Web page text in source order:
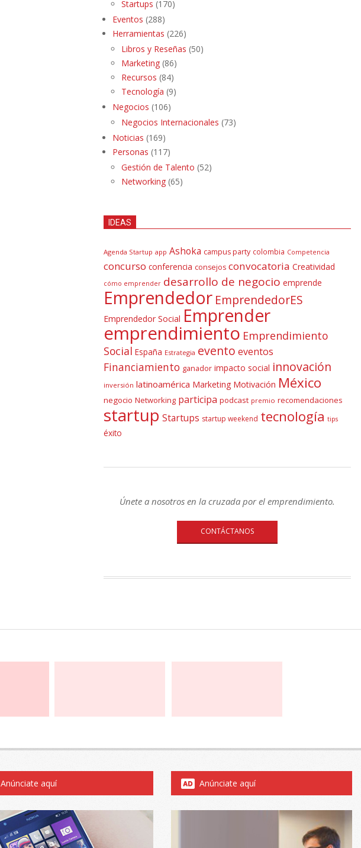
Startups (170)
Eventos (288)
Herramientas (226)
Libros y Reseñas (50)
Marketing (86)
Recursos (84)
Tecnología (9)
Negocios (106)
Negocios Internacionales (73)
Noticias (169)
Personas (117)
Gestión de Talento (52)
Networking (65)
IDEAS
Agenda Startup app Ashoka campus party colombia Competencia
concurso conferencia consejos convocatoria Creatividad
cómo emprender desarrollo de negocio emprende
Emprendedor EmprendedorES
Emprendedor Social Emprender
emprendimiento Emprendimiento
Social España Estrategia evento eventos
Financiamiento ganador impacto social innovación
inversión latinoamérica Marketing Motivación México
negocio Networking participa podcast premio recomendaciones
startup Startups startup weekend tecnología tips
éxito
Únete a nosotros en la cruzada por el emprendimiento.
CONTÁCTANOS
Anúnciate aquí Anúnciate aquí